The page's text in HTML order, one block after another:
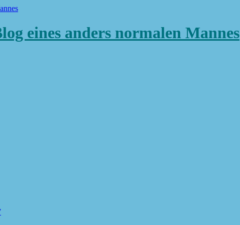
eines anders normalen Mannes